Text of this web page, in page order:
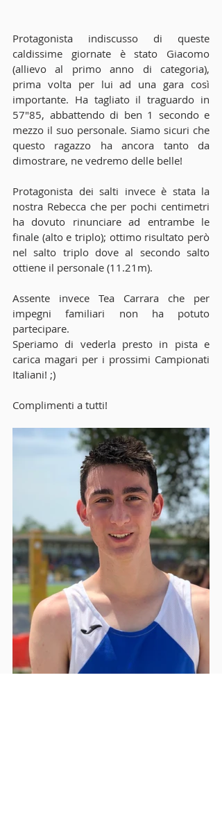
Protagonista indiscusso di queste
caldissime giornate è stato Giacomo
(allievo al primo anno di categoria),
prima volta per lui ad una gara così
importante. Ha tagliato il traguardo in
57"85, abbattendo di ben 1 secondo e
mezzo il suo personale. Siamo sicuri che
questo ragazzo ha ancora tanto da
dimostrare, ne vedremo delle belle!
Protagonista dei salti invece è stata la
nostra Rebecca che per pochi centimetri
ha dovuto rinunciare ad entrambe le
finale (alto e triplo); ottimo risultato però
nel salto triplo dove al secondo salto
ottiene il personale (11.21m).
Assente invece Tea Carrara che per
impegni familiari non ha potuto
partecipare.
Speriamo di vederla presto in pista e
carica magari per i prossimi Campionati
Italiani! ;)
Complimenti a tutti!